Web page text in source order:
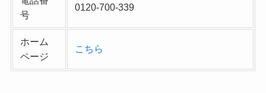
号
0120-700-339
ホーム
ページ
こちら